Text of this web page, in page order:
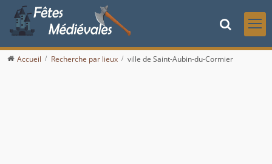
Accueil Recherche par lieux ville de Saint-Aubin-du-Cormier